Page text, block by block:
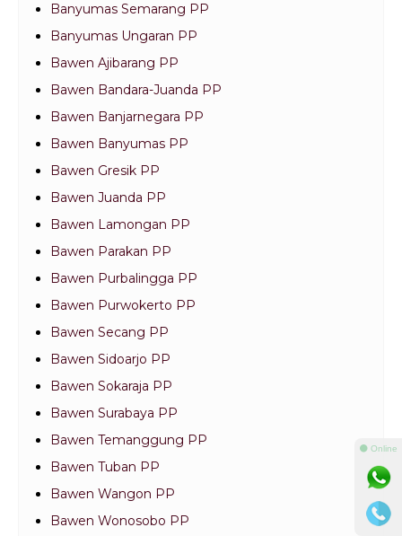
Banyumas Semarang PP
Banyumas Ungaran PP
Bawen Ajibarang PP
Bawen Bandara-Juanda PP
Bawen Banjarnegara PP
Bawen Banyumas PP
Bawen Gresik PP
Bawen Juanda PP
Bawen Lamongan PP
Bawen Parakan PP
Bawen Purbalingga PP
Bawen Purwokerto PP
Bawen Secang PP
Bawen Sidoarjo PP
Bawen Sokaraja PP
Bawen Surabaya PP
Bawen Temanggung PP
Bawen Tuban PP
Bawen Wangon PP
Bawen Wonosobo PP
⚫ Online